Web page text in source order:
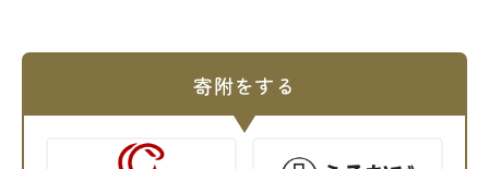
寄附をする